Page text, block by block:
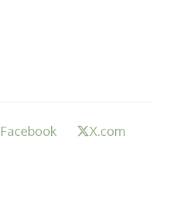
Facebook
X.com